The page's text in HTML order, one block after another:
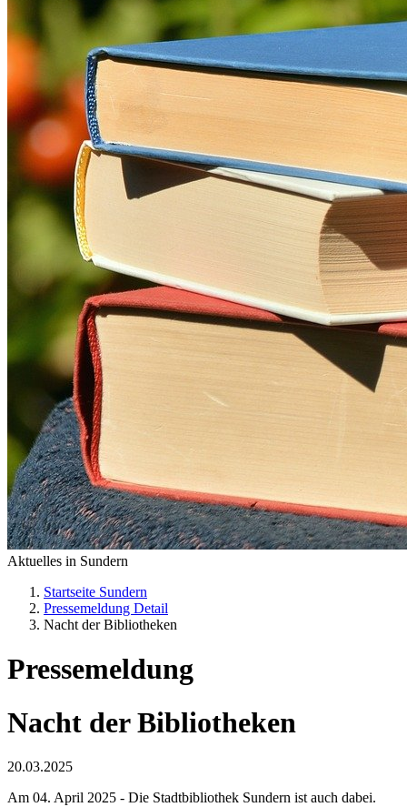
Aktuelles in Sundern
Startseite Sundern
Pressemeldung Detail
Nacht der Bibliotheken
Pressemeldung
Nacht der Bibliotheken
20.03.2025
Am 04. April 2025 - Die Stadtbibliothek Sundern ist auch dabei.